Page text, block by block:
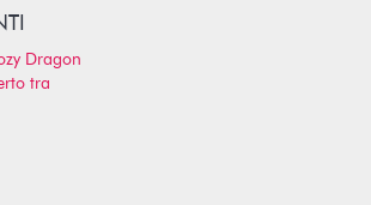
Dragon
tra